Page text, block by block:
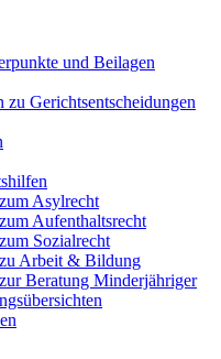
und Beilagen
zu Gerichtsentscheidungen
Asylrecht
Aufenthaltsrecht
Sozialrecht
Arbeit & Bildung
Beratung Minderjähriger